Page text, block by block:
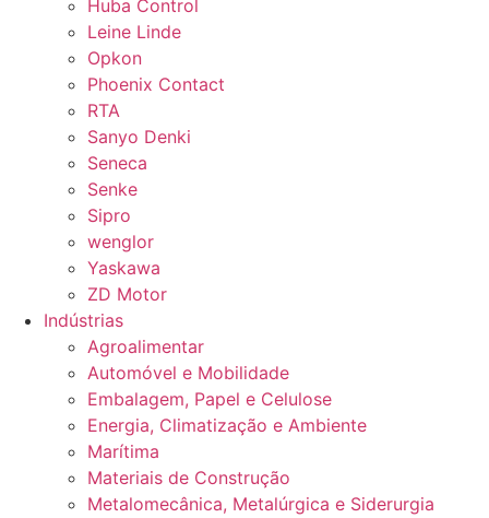
Huba Control
Leine Linde
Opkon
Phoenix Contact
RTA
Sanyo Denki
Seneca
Senke
Sipro
wenglor
Yaskawa
ZD Motor
Indústrias
Agroalimentar
Automóvel e Mobilidade
Embalagem, Papel e Celulose
Energia, Climatização e Ambiente
Marítima
Materiais de Construção
Metalomecânica, Metalúrgica e Siderurgia